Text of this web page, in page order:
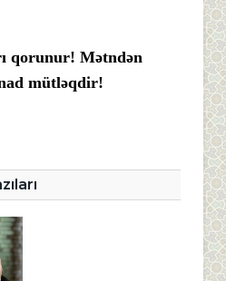
qorunur! Mətndən
mütləqdir!